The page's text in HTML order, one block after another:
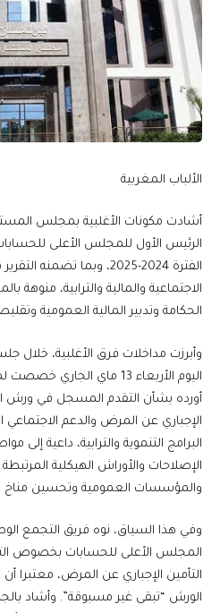
الألباب المغربية
أشادت مكونات الأغلبية بمجلس
الرئيس الأول للمجلس الأعلى
الفترة 2024-2025، وبما
الاجتماعية والمالية والترابية، منوهة
الحكامة وتدبير المالية العمومية
وأبرزت مداخلات فرق الأغلبية،
اليوم الأربعاء 13 ماي
أورده بشأن التقدم المسجل في ورش
الإجباري عن المرض والدعم الاجتماعي
البرامج التنموية والترابية، داعية
الإصلاحات والأوراش الهيكلية
والمؤسسات العمومية وتحسين مناخ
وفي هذا السياق، نوه فريق التجمع
المجلس الأعلى للحسابات بخصوص
التأمين الإجباري عن المرض، معتبرا أن
الورش “تبقى غير مسبوقة”. وأشاد